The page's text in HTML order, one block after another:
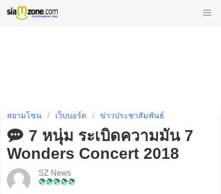
สยามโซน เว็บบอร์ด ข่าวประชาสัมพันธ์
7 หนุ่ม ระเบิดความมัน 7
Wonders Concert 2018
SZ News